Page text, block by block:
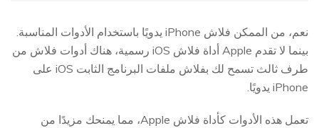
نعم، من الممكن فلاش iPhone يدويًا باستخدام الأدوات المناسبة.
بينما لا تقدم Apple أداة فلاش iOS رسمية، هناك أدوات فلاش من
طرف ثالث تسمح لك بفلاش ملفات البرنامج الثابت iOS على
iPhone يدويًا.
تعمل هذه الأدوات كأداة فلاش Apple، مما يمنحك مزيدًا من